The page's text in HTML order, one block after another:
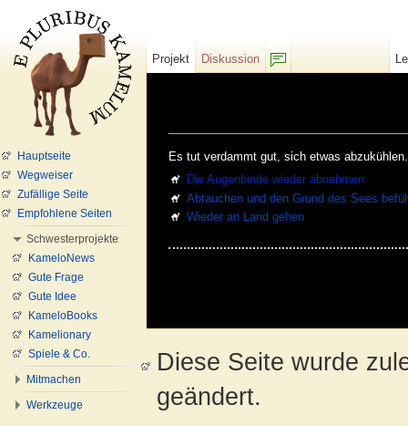
Es tut verdammt gut, sich etwas
Die Augenbinde wieder abnehmen
Abtauchen und den Grund des Sees
Wieder an Land gehen
Projekt
Diskussion
Hauptseite
Wegweiser
Zufällige Seite
Empfohlene Seiten
Schwesterprojekte
KameloNews
Gute Frage
Gute Idee
KameloBooks
Kamelionary
Spiele & Co.
Mitmachen
Werkzeuge
Diese Seite wurde
geändert.